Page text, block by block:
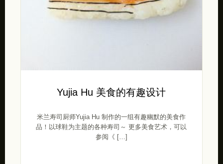
Yujia Hu 美食的有趣设计
米兰寿司厨师Yujia Hu 制作的一组有趣幽默的美食作
品！以球鞋为主题的各种寿司～ 更多美食艺术，可以
参阅《 […]